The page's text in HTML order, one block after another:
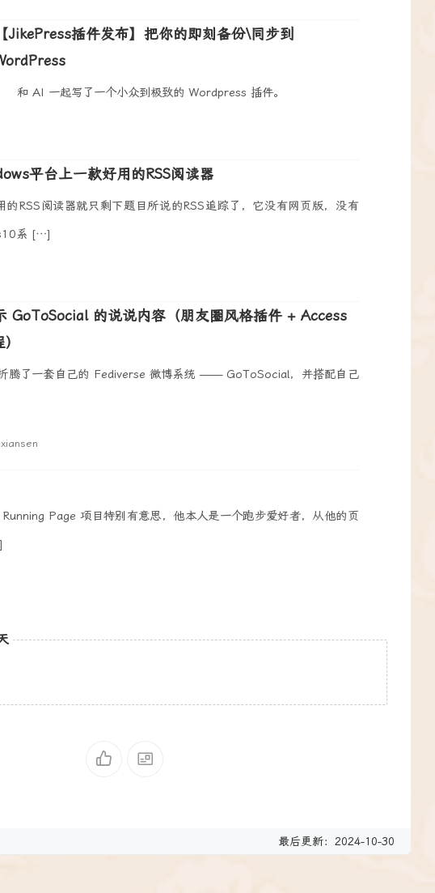
【JikePress插件发布】把你的即刻备份\同步到
和 AI 一起写了一个小众到极致的 Wordpress 插件。
平台上一款好用的RSS阅读器
的RSS阅读器就只剩下题目所说的RSS追踪了，它没有网页版，没有
系 […]
GoToSocial 的说说内容（朋友圈风格插件 + Access
腾了一套自己的 Fediverse 微博系统 —— GoToSocial，并搭配自己
Page 项目特别有意思，他本人是一个跑步爱好者，从他的页
最后更新：2024-10-30